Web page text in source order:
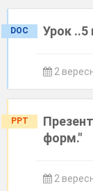
DOC Урок ..5
2
PPT
форм."
2